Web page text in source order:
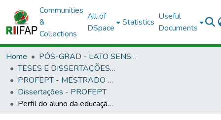
Communities
&
Collections
All of
DSpace
Statistics
Useful
Documents
Home
PÓS-GRAD - LATO SENSU E STRICTO SENSU
TESES E DISSERTAÇÕES DEFENDIDAS NO IFAP
PROFEPT - MESTRADO PROFISSIONAL EM EDUCAÇÃO PROFISSIONAL E TECNOLÓGICA
Dissertações - PROFEPT
Perfil do aluno da educação a distância: um estudo no Centro de Referência em Educação a Distância de Pedra Branca do Amapari - Amapá